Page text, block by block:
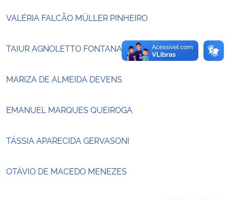
VALÉRIA FALCÃO MÜLLER PINHEIRO
TAIUR AGNOLETTO FONTANA
MARIZA DE ALMEIDA DEVENS
EMANUEL MARQUES QUEIROGA
TÁSSIA APARECIDA GERVASONI
OTÁVIO DE MACEDO MENEZES